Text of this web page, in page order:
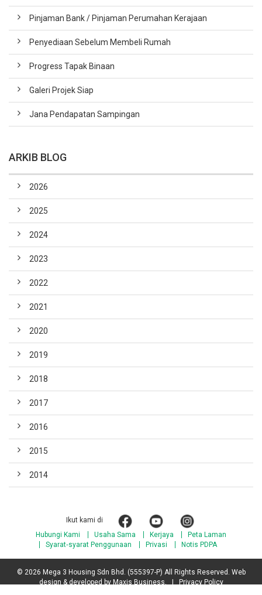
Pinjaman Bank / Pinjaman Perumahan Kerajaan
Penyediaan Sebelum Membeli Rumah
Progress Tapak Binaan
Galeri Projek Siap
Jana Pendapatan Sampingan
ARKIB BLOG
2026
2025
2024
2023
2022
2021
2020
2019
2018
2017
2016
2015
2014
Ikut kami di
Hubungi Kami
Usaha Sama Kerjaya
Peta Laman
Syarat‐syarat Penggunaan
Privasi Notis PDPA
© 2026 Mega 3 Housing Sdn Bhd. (555397-P) All Rights Reserved. Web
design & developed by Maxis Business . | Privacy Policy